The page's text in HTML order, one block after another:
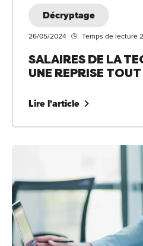
Décryptage
26/05/2024 Temps de lecture
SALAIRES DE LA
UNE REPRISE
Lire l'article